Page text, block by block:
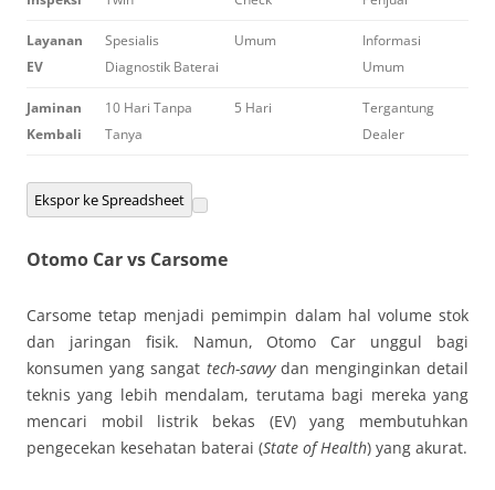
Layanan
EV
Spesialis
Diagnostik Baterai
Umum
Informasi
Umum
Jaminan
Kembali
10 Hari Tanpa
Tanya
5 Hari
Tergantung
Dealer
Ekspor ke Spreadsheet
Otomo Car vs Carsome
Carsome tetap menjadi pemimpin dalam hal volume stok
dan jaringan fisik. Namun, Otomo Car unggul bagi
konsumen yang sangat tech-savvydan menginginkan detail
teknis yang lebih mendalam, terutama bagi mereka yang
mencari mobil listrik bekas (EV) yang membutuhkan
pengecekan kesehatan baterai (State of Health) yang akurat.